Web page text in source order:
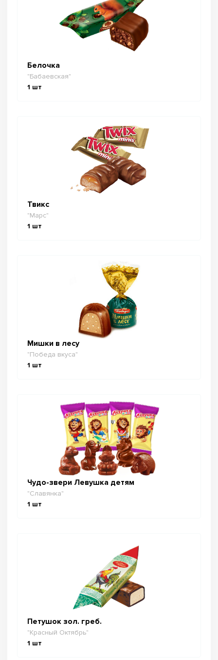
Белочка
"Бабаевская"
1 шт
Твикс
"Марс"
1 шт
Мишки в лесу
"Победа вкуса"
1 шт
Чудо-звери Левушка детям
"Славянка"
1 шт
Петушок зол. греб.
"Красный Октябрь"
1 шт